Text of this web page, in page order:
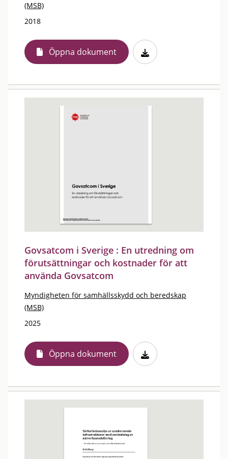
(MSB)
2018
Öppna dokument
Govsatcom i Sverige : En utredning om
förutsättningar och kostnader för att
använda Govsatcom
Myndigheten för samhällsskydd och beredskap
(MSB)
2025
Öppna dokument